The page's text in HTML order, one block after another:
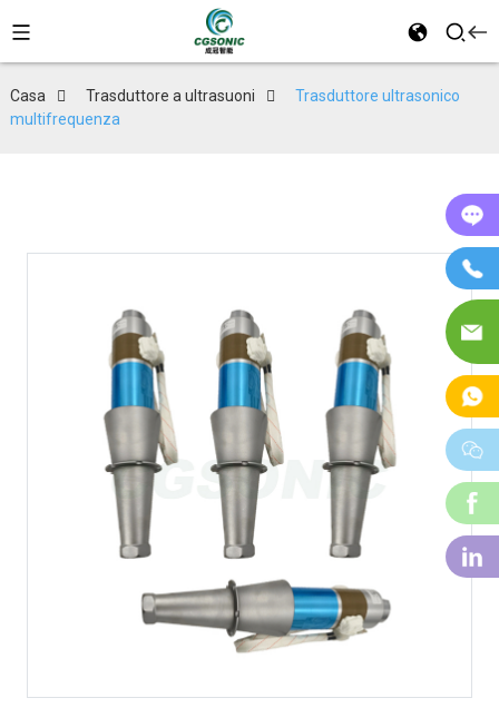
Casa Trasduttore a ultrasuoni
Trasduttore ultrasonico
multifrequenza